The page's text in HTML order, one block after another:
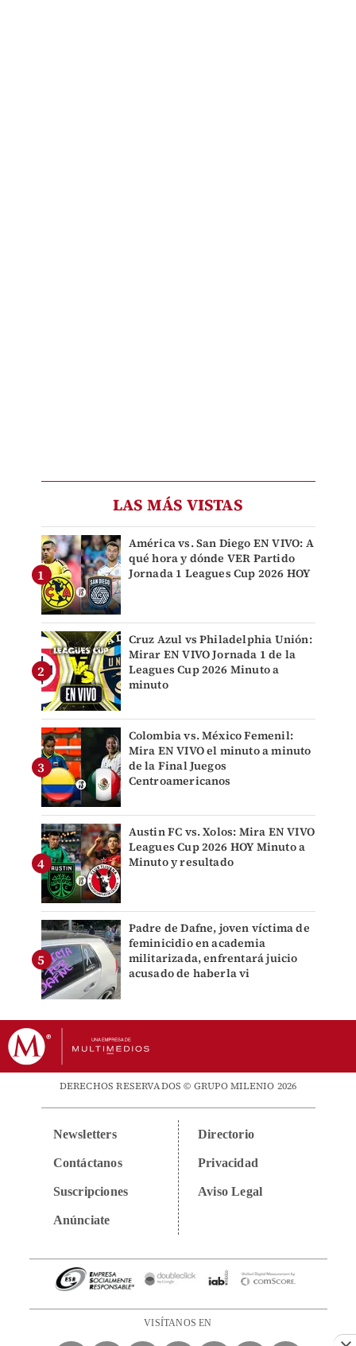
LAS MÁS VISTAS
América vs. San Diego EN VIVO: A
qué hora y dónde VER Partido
Jornada 1 Leagues Cup 2026 HOY
Cruz Azul vs Philadelphia Unión:
Mirar EN VIVO Jornada 1 de la
Leagues Cup 2026 Minuto a
minuto
Colombia vs. México Femenil:
Mira EN VIVO el minuto a minuto
de la Final Juegos
Centroamericanos
Austin FC vs. Xolos: Mira EN VIVO
Leagues Cup 2026 HOY Minuto a
Minuto y resultado
Padre de Dafne, joven víctima de
feminicidio en academia
militarizada, enfrentará juicio
acusado de haberla vi
DERECHOS RESERVADOS © GRUPO MILENIO 2026
Newsletters
Contáctanos
Suscripciones
Anúnciate
Directorio
Privacidad
Aviso Legal
VISÍTANOS EN